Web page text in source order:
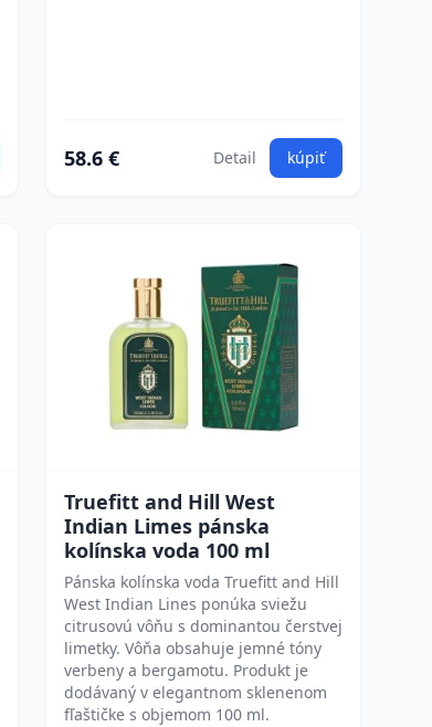
58.6 € Detail kúpiť
Truefitt and Hill West
Indian Limes pánska
kolínska voda 100 ml
Pánska kolínska voda Truefitt and Hill
West Indian Lines ponúka sviežu
citrusovú vôňu s dominantou čerstvej
limetky. Vôňa obsahuje jemné tóny
verbeny a bergamotu. Produkt je
dodávaný v elegantnom sklenenom
fľaštičke s objemom 100 ml.